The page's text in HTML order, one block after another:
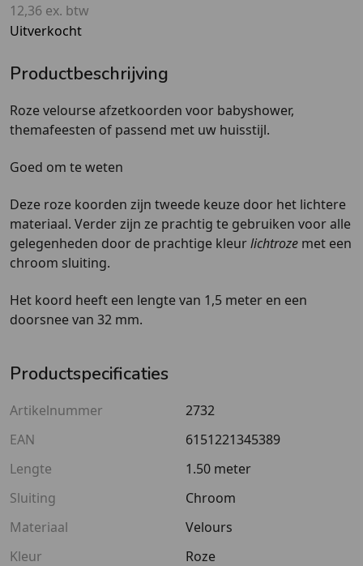
12,36 ex. btw
Uitverkocht
Productbeschrijving
Roze velourse afzetkoorden voor babyshower,
themafeesten of passend met uw huisstijl.
Goed om te weten
Deze roze koorden zijn tweede keuze door het lichtere
materiaal. Verder zijn ze prachtig te gebruiken voor alle
gelegenheden door de prachtige kleurlichtroze met een
chroom sluiting.
Het koord heeft een lengte van 1,5 meter en een
doorsnee van 32 mm.
Productspecificaties
Artikelnummer
2732
EAN
6151221345389
Lengte
1.50 meter
Sluiting
Chroom
Materiaal
Velours
Kleur
Roze